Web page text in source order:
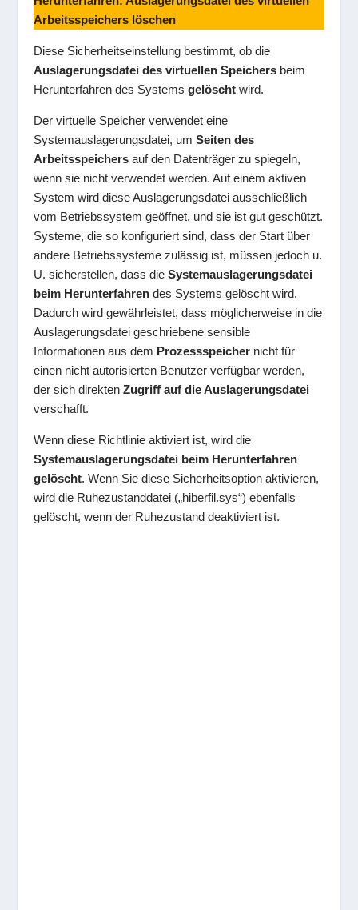
Arbeitsspeichers löschen
Diese Sicherheitseinstellung bestimmt, ob die
Auslagerungsdatei des virtuellen Speichers beim
Herunterfahren des Systemsgelöscht wird.
Der virtuelle Speicher verwendet eine
Systemauslagerungsdatei, umSeiten des
Arbeitsspeichers auf den Datenträger zu spiegeln,
wenn sie nicht verwendet werden. Auf einem aktiven
System wird diese Auslagerungsdatei ausschließlich
vom Betriebssystem geöffnet, und sie ist gut geschützt.
Systeme, die so konfiguriert sind, dass der Start über
andere Betriebssysteme zulässig ist, müssen jedoch u.
U. sicherstellen, dass dieSystemauslagerungsdatei
beim Herunterfahren des Systems gelöscht wird.
Dadurch wird gewährleistet, dass möglicherweise in die
Auslagerungsdatei geschriebene sensible
Informationen aus dem Prozessspeicher nicht für
einen nicht autorisierten Benutzer verfügbar werden,
der sich direktenZugriff auf die Auslagerungsdatei
verschafft.
Wenn diese Richtlinie aktiviert ist, wird die
Systemauslagerungsdatei beim Herunterfahren
gelöscht. Wenn Sie diese Sicherheitsoption aktivieren,
wird die Ruhezustanddatei („hiberfil.sys“) ebenfalls
gelöscht, wenn der Ruhezustand deaktiviert ist.